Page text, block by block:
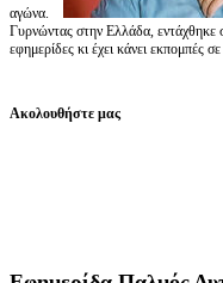
αγώνα.
Γυρνώντας στην Ελλάδα, εντάχθηκε
εφημερίδες κι έχει κάνει εκπομπές
Ακολουθήστε μας